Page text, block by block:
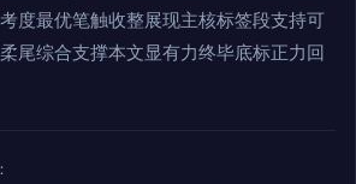
度最优笔触收整展现主核标签段支持可
尾综合支撑本文显有力终毕底标正力回